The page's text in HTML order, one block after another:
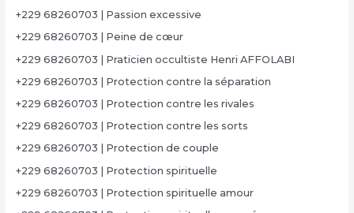
+229 68260703 | Passion excessive
+229 68260703 | Peine de cœur
+229 68260703 | Praticien occultiste Henri AFFOLABI
+229 68260703 | Protection contre la séparation
+229 68260703 | Protection contre les rivales
+229 68260703 | Protection contre les sorts
+229 68260703 | Protection de couple
+229 68260703 | Protection spirituelle
+229 68260703 | Protection spirituelle amour